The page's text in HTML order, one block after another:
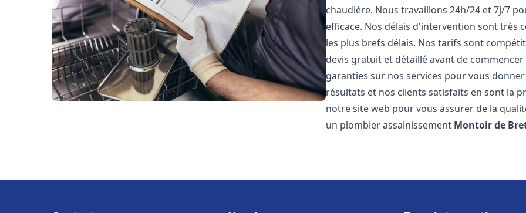
chaudière. Nous travaillons 24h/24 et 7j/7
efficace. Nos délais d'intervention sont très
les plus brefs délais. Nos tarifs sont
devis gratuit et détaillé avant de
garanties sur nos services pour vous
résultats et nos clients satisfaits en sont la
notre site web pour vous assurer de la
un plombier assainissement Montoir de